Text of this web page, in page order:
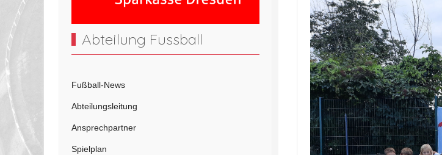
Abteilung Fussball
Fußball-News
Abteilungsleitung
Ansprechpartner
Spielplan